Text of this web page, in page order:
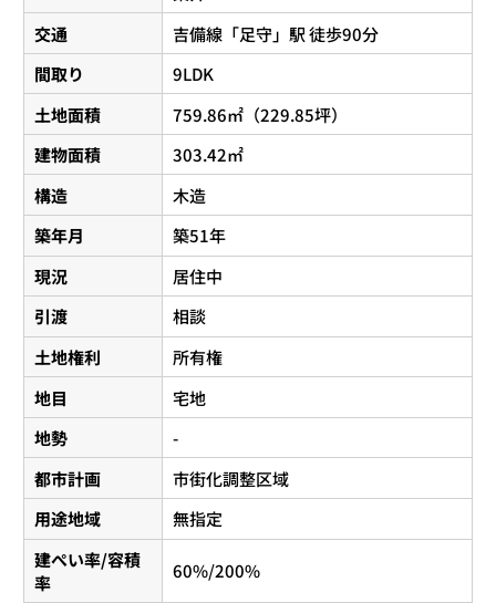
交通
吉備線 「足守」駅 徒歩90分
間取り
9LDK
土地面積
759.86㎡（229.85坪）
建物面積
303.42㎡
構造
木造
築年月
築51年
現況
居住中
引渡
相談
土地権利
所有権
地目
宅地
地勢
-
都市計画
市街化調整区域
用途地域
無指定
建ぺい率/容積
率
60%/200%